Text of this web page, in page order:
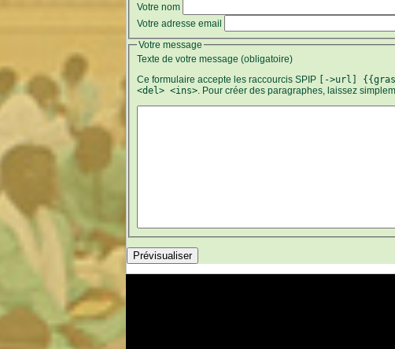
Votre nom
Votre adresse email
Votre message
Texte de votre message (obligatoire)
Ce formulaire accepte les raccourcis SPIP [->url]
<del> <ins>. Pour créer des paragraphes, laissez